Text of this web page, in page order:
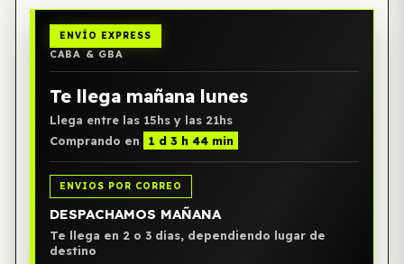
ENVÍO EXPRESS
CABA & GBA
Te llega mañana lunes
Llega entre las 15hs y las 21hs
Comprando en
1 d 3 h 44 min
ENVIOS POR CORREO
DESPACHAMOS MAÑANA
Te llega en 2 o 3 días, dependiendo lugar de
destino